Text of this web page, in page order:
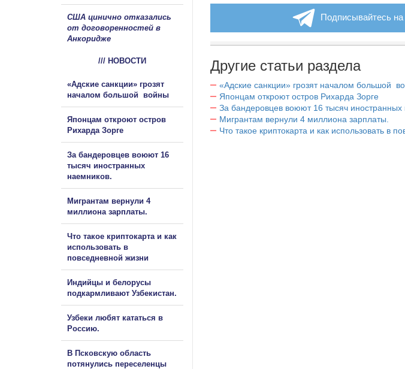
Подписывайтесь на
Другие статьи раздела
«Адские санкции» грозят началом большой
Японцам откроют остров Рихарда Зорге
За бандеровцев воюют 16 тысяч иностранных
Мигрантам вернули 4 миллиона зарплаты.
Что такое криптокарта и как использовать в
США цинично отказались
от договоренностей в
Анкоридже
/// НОВОСТИ
«Адские санкции» грозят
началом большой войны
Японцам откроют остров
Рихарда Зорге
За бандеровцев воюют 16
тысяч иностранных
наемников.
Мигрантам вернули 4
миллиона зарплаты.
Что такое криптокарта и как
использовать в
повседневной жизни
Индийцы и белорусы
подкармливают Узбекистан.
Узбеки любят кататься в
Россию.
В Псковскую область
потянулись переселенцы